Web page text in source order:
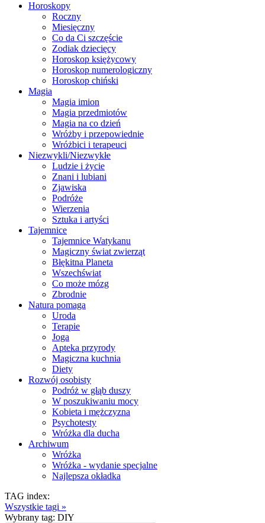
Horoskopy
Roczny
Miesięczny
Co da Ci szczęście
Zodiak dziecięcy
Horoskop księżycowy
Horoskop numerologiczny
Horoskop chiński
Magia
Magia imion
Magia przedmiotów
Magia na co dzień
Wróżby i przepowiednie
Wróżbici i terapeuci
Niezwykli/Niezwykłe
Ludzie i życie
Znani i lubiani
Zjawiska
Podróże
Wierzenia
Sztuka i artyści
Tajemnice
Tajemnice Watykanu
Magiczny świat zwierząt
Błękitna Planeta
Wszechświat
Co może mózg
Zbrodnie
Natura pomaga
Uroda
Terapie
Joga
Apteka przyrody
Magiczna kuchnia
Diety
Rozwój osobisty
Podróż w głąb duszy
W poszukiwaniu mocy
Kobieta i mężczyzna
Psychotesty
Wróżka dla ducha
Archiwum
Wróżka
Wróżka - wydanie specjalne
Najlepsza okładka
TAG index:
Wszystkie tagi »
Wybrany tag: DIY